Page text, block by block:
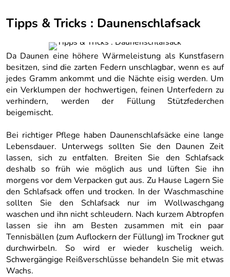
Tipps & Tricks : Daunenschlafsack
Da Daunen eine höhere Wärmeleistung als Kunstfasern
besitzen, sind die zarten Federn unschlagbar, wenn es auf
jedes Gramm ankommt und die Nächte eisig werden. Um
ein Verklumpen der hochwertigen, feinen Unterfedern zu
verhindern, werden der Füllung Stützfederchen
beigemischt.
Bei richtiger Pflege haben Daunenschlafsäcke eine lange
Lebensdauer. Unterwegs sollten Sie den Daunen Zeit
lassen, sich zu entfalten. Breiten Sie den Schlafsack
deshalb so früh wie möglich aus und lüften Sie ihn
morgens vor dem Verpacken gut aus. Zu Hause Lagern Sie
den Schlafsack offen und trocken. In der Waschmaschine
sollten Sie den Schlafsack nur im Wollwaschgang
waschen und ihn nicht schleudern. Nach kurzem Abtropfen
lassen sie ihn am Besten zusammen mit ein paar
Tennisbällen (zum Auflockern der Füllung) im Trockner gut
durchwirbeln. So wird er wieder kuschelig weich.
Schwergängige Reißverschlüsse behandeln Sie mit etwas
Wachs.